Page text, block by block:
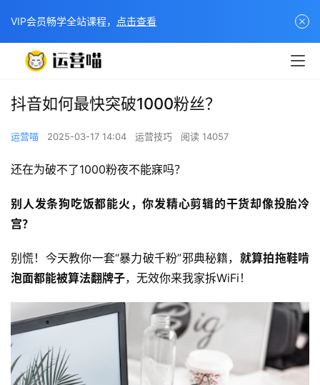
抖音如何最快突破1000粉丝？
运营喵 2025-03-17 14:04 运营技巧 阅读 14057
还在为破不了1000粉夜不能寐吗？
别人发条狗吃饭都能火，你发精心剪辑的干货却像投胎冷
宫？
别慌！今天教你一套“暴力破千粉”邪典秘籍，​ 就算拍拖鞋啃
泡面都能被算法翻牌子，无效你来我家拆WiFi！
VIP会员畅学全站课程， 点击查看